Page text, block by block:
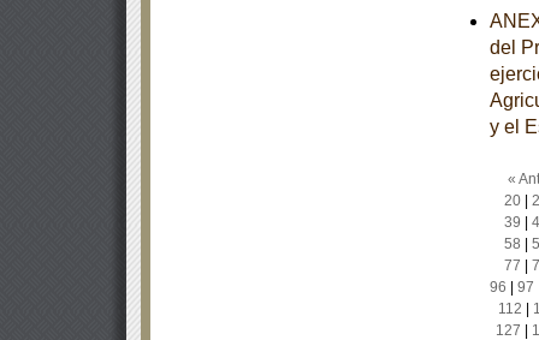
del
y el
«
20|
39
58
77
96
97
112
127